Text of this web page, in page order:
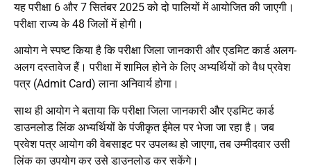
यह परीक्षा 6 और 7 सितंबर 2025 को दो पालियों में आयोजित की जाएगी।
परीक्षा राज्य के 48 जिलों में होगी।
आयोग ने स्पष्ट किया है कि परीक्षा जिला जानकारी और एडमिट कार्ड अलग-
अलग दस्तावेज हैं। परीक्षा में शामिल होने के लिए अभ्यर्थियों को वैध प्रवेश
पत्र (Admit Card) लाना अनिवार्य होगा।
साथ ही आयोग ने बताया कि परीक्षा जिला जानकारी और एडमिट कार्ड
डाउनलोड लिंक अभ्यर्थियों के पंजीकृत ईमेल पर भेजा जा रहा है। जब
प्रवेश पत्र आयोग की वेबसाइट पर उपलब्ध हो जाएगा, तब उम्मीदवार उसी
लिंक का उपयोग कर उसे डाउनलोड कर सकेंगे।